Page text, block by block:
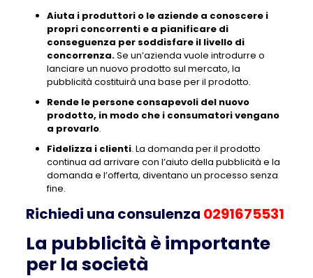
Aiuta i produttori o le aziende a conoscere i
propri concorrenti e a pianificare di
conseguenza per soddisfare il livello di
concorrenza.Se un’azienda vuole introdurre o
lanciare un nuovo prodotto sul mercato, la
pubblicità costituirà una base per il prodotto.
Rende le persone consapevoli del nuovo
prodotto, in modo che i consumatori vengano
a provarlo.
Fidelizza i clienti. La domanda per il prodotto
continua ad arrivare con l’aiuto della pubblicità e la
domanda e l’offerta, diventano un processo senza
fine.
Richiedi una consulenza 0291675531
La pubblicità è importante
per la società